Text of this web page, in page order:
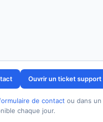
Ouvrir un ticket support
de contact ou dans un
chaque jour.